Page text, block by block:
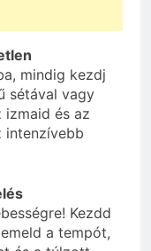
mindig kezdj
sétával vagy
izmaid és az
intenzívebb
Kezdd
a tempót,